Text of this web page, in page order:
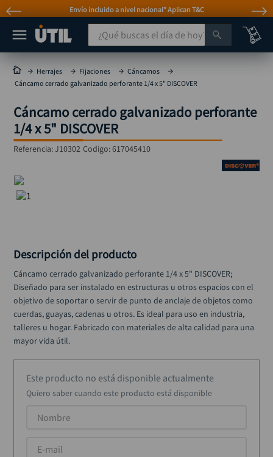
Envío incluido a nivel nacional* Aplican T&C
¿Qué buscas el día de hoy?
Herrajes Fijaciones
Cáncamos
Cáncamo cerrado galvanizado perforante 1/4 x 5" DISCOVER
Cáncamo cerrado galvanizado perforante
1/4 x 5" DISCOVER
Referencia:J10302 Codigo:617045410
Descripción del producto
Cáncamo cerrado galvanizado perforante 1/4 x 5" DISCOVER;
Diseñado para ser instalado en estructuras u otros espacios con el
objetivo de soportar o servir de punto de anclaje de objetos como
cuerdas, guayas, cadenas u otros. Es ideal para uso en industria,
talleres u hogar. Fabricado con materiales de alta calidad para una
mayor vida útil.
Este producto no está disponible actualmente
Quiero saber cuando este producto está disponible
MÁS BUSCADOS
taladro
taladros pulidoras
compresor
sierra circular
ruteadora
broca
taladro inalámbrico
alicate